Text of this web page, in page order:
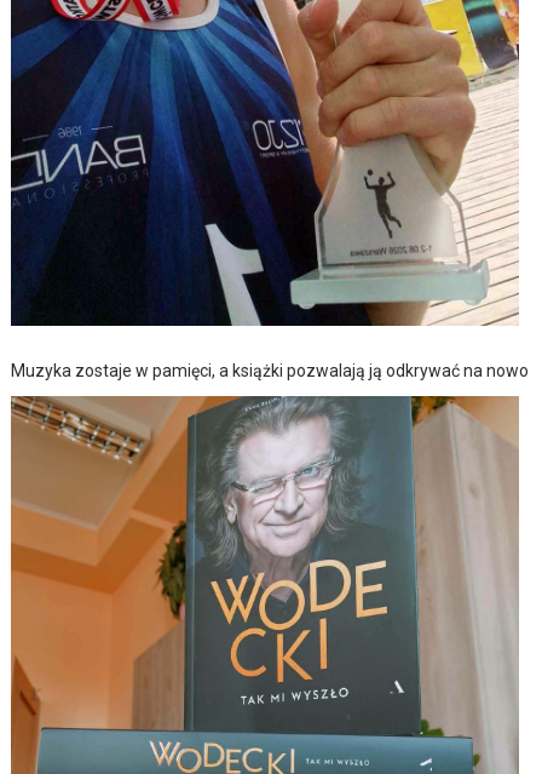
Muzyka zostaje w pamięci, a książki pozwalają ją odkrywać na nowo